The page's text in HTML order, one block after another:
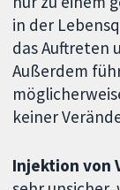
in der
das Auftreten
Außerdem
keiner
Injektion von